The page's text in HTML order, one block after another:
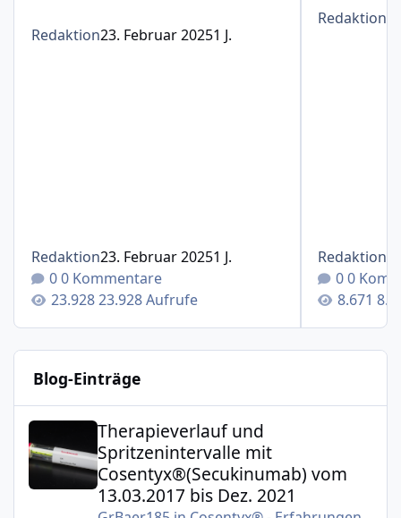
Redaktion23. Februar 20251 J.
Redaktion23. Februar 20251 J.
0 Kommentare
23.928 Aufrufe
Redaktion
Redaktion
0
Blog-Einträge
Therapieverlauf und Spritzenintervalle mit
Therapieverlauf und
Spritzenintervalle mit
Cosentyx®(Secukinumab) vom
13.03.2017 bis Dez. 2021